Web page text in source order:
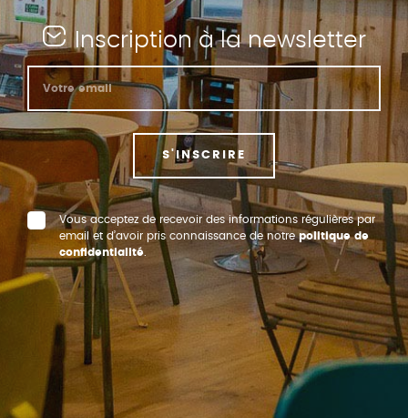
Inscription à la newsletter
S'INSCRIRE
Vous acceptez de recevoir des informations régulières par
email et d’avoir pris connaissance de notrepolitique de
confidentialité